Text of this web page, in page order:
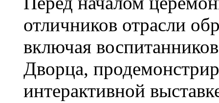
отличников отрасли
включая
Дворца,
интерактивной